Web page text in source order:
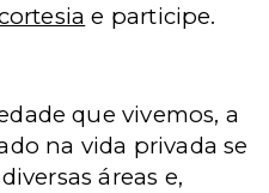
e participe.
que vivemos, a
na vida privada se
áreas e,